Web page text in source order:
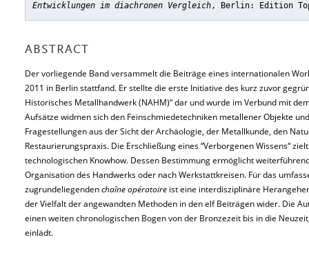
Entwicklungen im diachronen Vergleich, Berlin: Edition
ABSTRACT
Der vorliegende Band versammelt die Beiträge eines internationalen
2011 in Berlin stattfand. Er stellte die erste Initiative des kurz zuvor
Historisches Metallhandwerk (NAHM)“ dar und wurde im Verbund mit
Aufsätze widmen sich den Feinschmiedetechniken metallener Objekte
Fragestellungen aus der Sicht der Archäologie, der Metallkunde, den
Restaurierungspraxis. Die Erschließung eines “Verborgenen Wissens“
technologischen Knowhow. Dessen Bestimmung ermöglicht
Organisation des Handwerks oder nach Werkstattkreisen. Für das
zugrundeliegendenchaîne opératoire ist eine interdisziplinäre
der Vielfalt der angewandten Methoden in den elf Beiträgen wider. Die
einen weiten chronologischen Bogen von der Bronzezeit bis in die
einlädt.